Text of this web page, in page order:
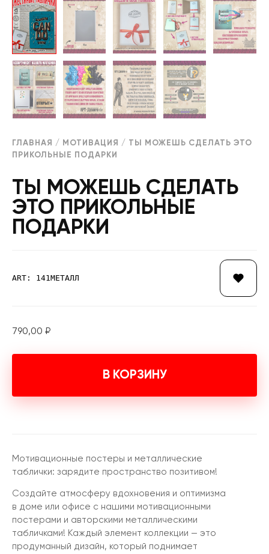
ГЛАВНАЯ / МОТИВАЦИЯ / ТЫ МОЖЕШЬ СДЕЛАТЬ ЭТО
ПРИКОЛЬНЫЕ ПОДАРКИ
ТЫ МОЖЕШЬ СДЕЛАТЬ
ЭТО ПРИКОЛЬНЫЕ
ПОДАРКИ
ART: 141МЕТАЛЛ
790,00 ₽
В КОРЗИНУ
Мотивационные постеры и металлические
таблички: зарядите пространство позитивом!
Создайте атмосферу вдохновения и оптимизма
в доме или офисе с нашими мотивационными
постерами и авторскими металлическими
табличками! Каждый элемент коллекции — это
продуманный дизайн, который поднимает